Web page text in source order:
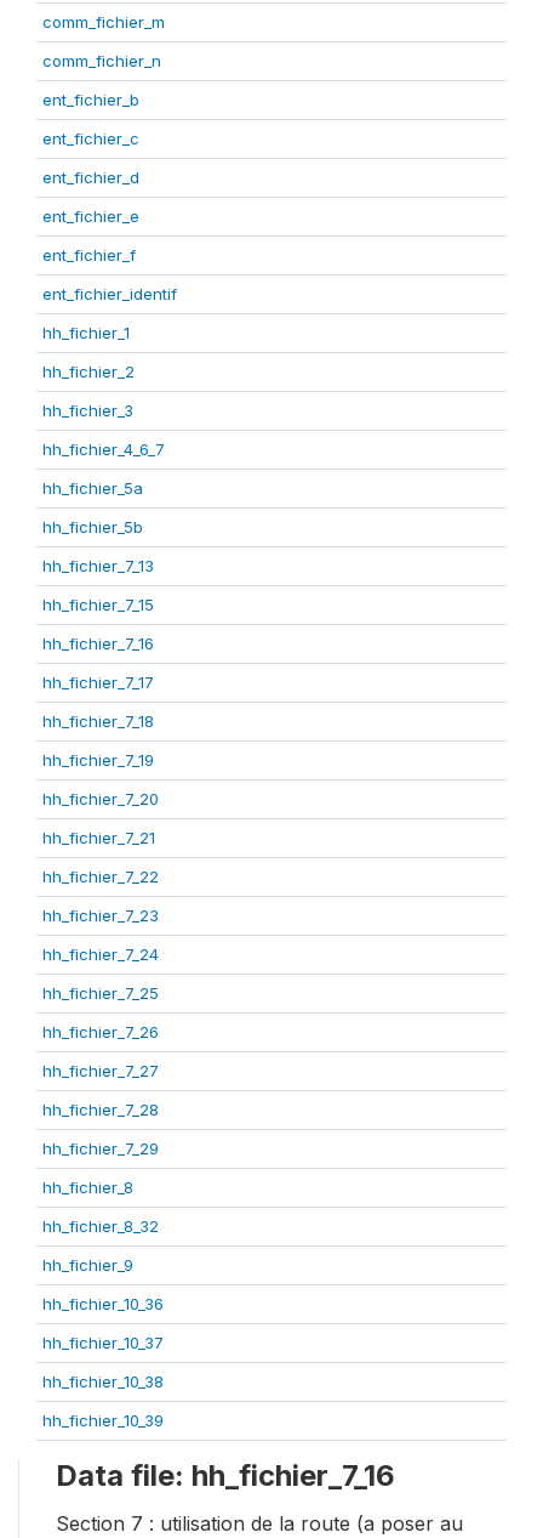
comm_fichier_m
comm_fichier_n
ent_fichier_b
ent_fichier_c
ent_fichier_d
ent_fichier_e
ent_fichier_f
ent_fichier_identif
hh_fichier_1
hh_fichier_2
hh_fichier_3
hh_fichier_4_6_7
hh_fichier_5a
hh_fichier_5b
hh_fichier_7_13
hh_fichier_7_15
hh_fichier_7_16
hh_fichier_7_17
hh_fichier_7_18
hh_fichier_7_19
hh_fichier_7_20
hh_fichier_7_21
hh_fichier_7_22
hh_fichier_7_23
hh_fichier_7_24
hh_fichier_7_25
hh_fichier_7_26
hh_fichier_7_27
hh_fichier_7_28
hh_fichier_7_29
hh_fichier_8
hh_fichier_8_32
hh_fichier_9
hh_fichier_10_36
hh_fichier_10_37
hh_fichier_10_38
hh_fichier_10_39
Data file: hh_fichier_7_16
Section 7 : utilisation de la route (a poser au